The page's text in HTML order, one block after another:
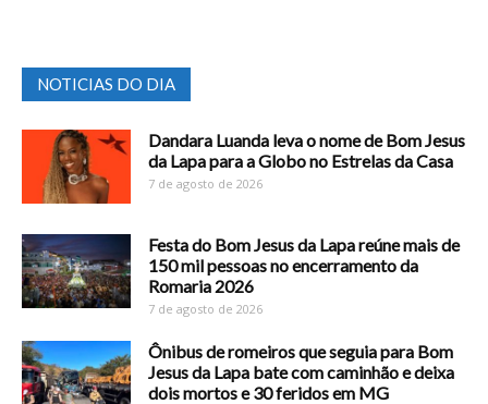
NOTICIAS DO DIA
Dandara Luanda leva o nome de Bom Jesus
da Lapa para a Globo no Estrelas da Casa
7 de agosto de 2026
Festa do Bom Jesus da Lapa reúne mais de
150 mil pessoas no encerramento da
Romaria 2026
7 de agosto de 2026
Ônibus de romeiros que seguia para Bom
Jesus da Lapa bate com caminhão e deixa
dois mortos e 30 feridos em MG